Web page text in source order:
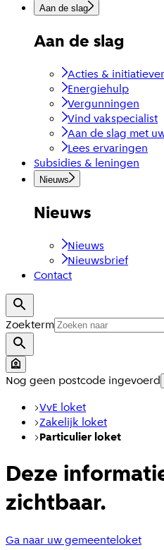
Aan de slag
Aan de slag
Acties &
Energiehulp
Vergunningen
Vind vakspecialist
Aan de slag met
Lees ervaringen
Subsidies & leningen
Nieuws
Nieuws
Nieuws
Nieuwsbrief
Contact
Zoekterm
Nog geen postcode ingevoerd
VvE loket
Zakelijk loket
Particulier loket
Deze
zichtbaar.
Ga naar uw gemeenteloket